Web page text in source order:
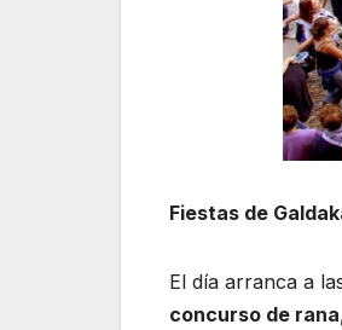
Fiestas de
El día arranca a
concurso de rana